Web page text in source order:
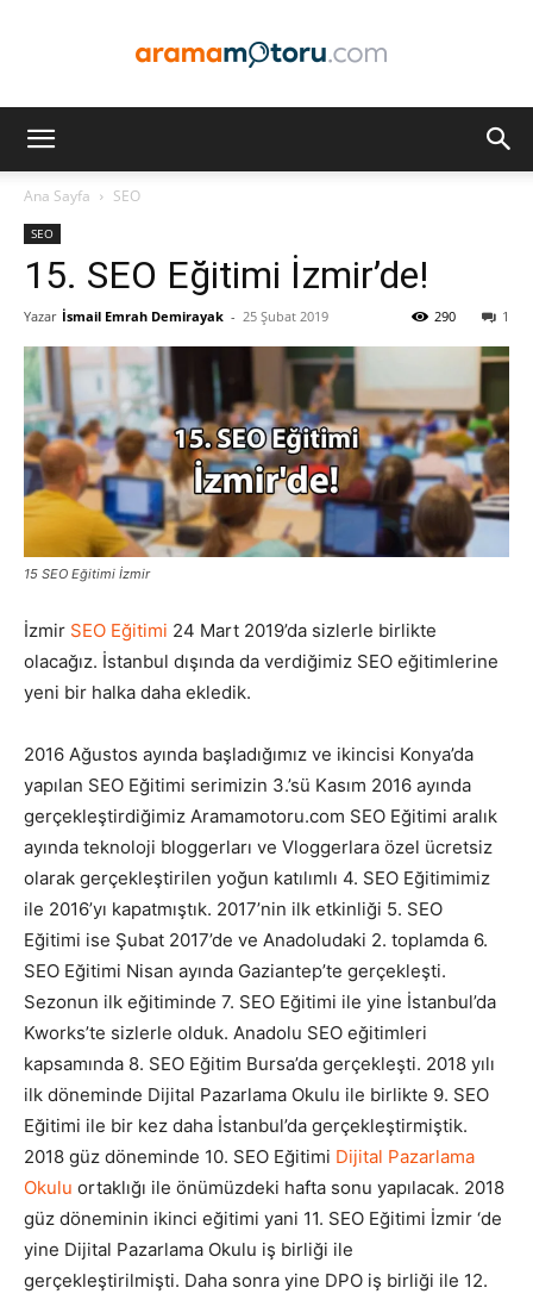
Motoru
Optimizasyonu
ve
SEO,
SEM,
ASO,
UI/UX
Ana Sayfa SEO
SEO
15. SEO Eğitimi İzmir’de!
Yazar İsmail Emrah Demirayak - 25 Şubat 2019 1
290
15 SEO Eğitimi İzmir
İzmir SEO Eğitimi 24 Mart 2019’da sizlerle birlikte
olacağız. İstanbul dışında da verdiğimiz SEO eğitimlerine
yeni bir halka daha ekledik.
2016 Ağustos ayında başladığımız ve ikincisi Konya’da
yapılan SEO Eğitimi serimizin 3.’sü Kasım 2016 ayında
gerçekleştirdiğimiz Aramamotoru.com SEO Eğitimi aralık
ayında teknoloji bloggerları ve Vloggerlara özel ücretsiz
olarak gerçekleştirilen yoğun katılımlı 4. SEO Eğitimimiz
ile 2016’yı kapatmıştık. 2017’nin ilk etkinliği 5. SEO
Eğitimi ise Şubat 2017’de ve Anadoludaki 2. toplamda 6.
SEO Eğitimi Nisan ayında Gaziantep’te gerçekleşti.
Sezonun ilk eğitiminde 7. SEO Eğitimi ile yine İstanbul’da
Kworks’te sizlerle olduk. Anadolu SEO eğitimleri
kapsamında 8. SEO Eğitim Bursa’da gerçekleşti. 2018 yılı
ilk döneminde Dijital Pazarlama Okulu ile birlikte 9. SEO
Eğitimi ile bir kez daha İstanbul’da gerçekleştirmiştik.
2018 güz döneminde 10. SEO Eğitimi Dijital Pazarlama
Okulu ortaklığı ile önümüzdeki hafta sonu yapılacak. 2018
güz döneminin ikinci eğitimi yani 11. SEO Eğitimi İzmir ‘de
yine Dijital Pazarlama Okulu iş birliği ile
gerçekleştirilmişti. Daha sonra yine DPO iş birliği ile 12.